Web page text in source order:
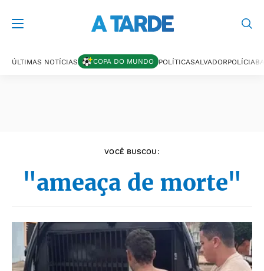
ÚLTIMAS NOTÍCIAS COPA DO MUNDO POLÍTICASALVADORPOLÍCIA
VOCÊ BUSCOU:
"ameaça de morte"